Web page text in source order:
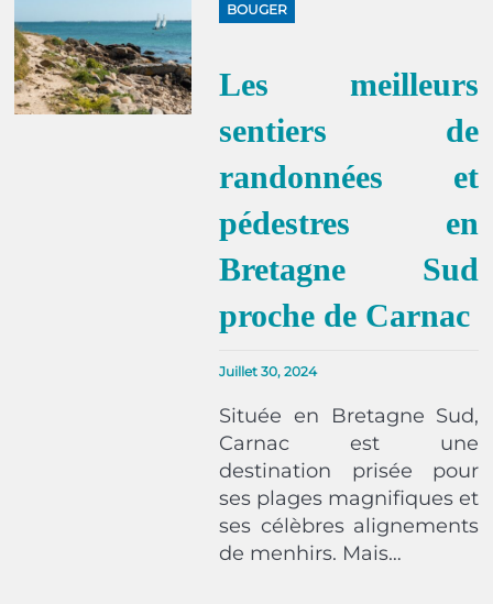
BOUGER
Les meilleurs
sentiers de
randonnées et
pédestres en
Bretagne Sud
proche de Carnac
Juillet 30, 2024
Située en Bretagne Sud,
Carnac est une
destination prisée pour
ses plages magnifiques et
ses célèbres alignements
de menhirs. Mais…